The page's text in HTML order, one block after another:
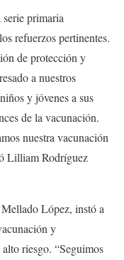
primaria
refuerzos pertinentes.
de protección y
a nuestros
y jóvenes a sus
de la vacunación.
nuestra vacunación
Lilliam Rodríguez
López, instó a
y
riesgo. “Seguimos